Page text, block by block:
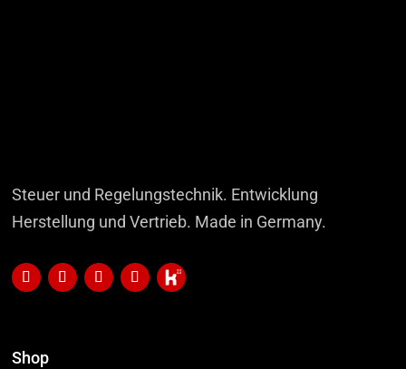
Steuer und Regelungstechnik. Entwicklung
Herstellung und Vertrieb. Made in Germany.
Shop